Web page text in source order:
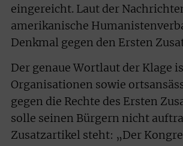
eingereicht. Laut der
amerikanische
Denkmal gegen den Ersten
Der genaue Wortlaut der Klage
Organisationen sowie
gegen die Rechte des Ersten
solle seinen Bürgern nicht
Zusatzartikel steht: „Der